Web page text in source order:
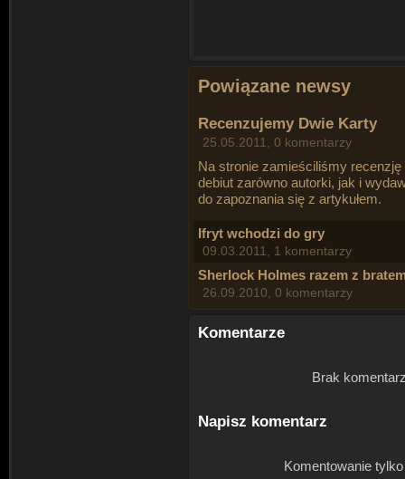
Powiązane newsy
Recenzujemy Dwie Karty
25.05.2011, 0 komentarzy
Na stronie zamieściliśmy
debiut zarówno autorki, jak i
do zapoznania się z artykułem.
Ifryt wchodzi do gry
09.03.2011, 1 komentarzy
Sherlock Holmes razem z
26.09.2010, 0 komentarzy
Komentarze
Brak
Napisz komentarz
Komentowanie